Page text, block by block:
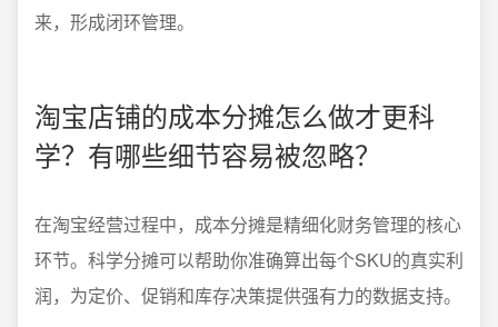
来，形成闭环管理。
淘宝店铺的成本分摊怎么做才更科
学？有哪些细节容易被忽略？
在淘宝经营过程中，成本分摊是精细化财务管理的核心
环节。科学分摊可以帮助你准确算出每个SKU的真实利
润，为定价、促销和库存决策提供强有力的数据支持。